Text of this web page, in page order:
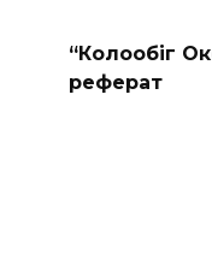
“Колообіг
реферат